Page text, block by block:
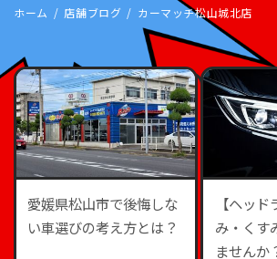
ホーム 店舗ブログ カーマッチ松山城北店
愛媛県松山市で後悔しな
い車選びの考え方とは？
【ヘッ
み・くす
ませんか